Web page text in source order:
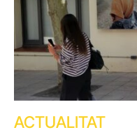
ACTUALITAT